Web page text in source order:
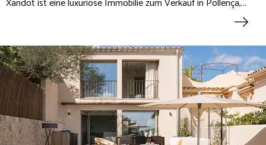
Xandot ist eine luxuriöse Immobilie zum Verkauf in Pollença,...